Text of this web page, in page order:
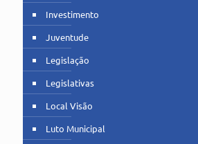
Investimento
Juventude
Legislação
Legislativas
Local Visão
Luto Municipal